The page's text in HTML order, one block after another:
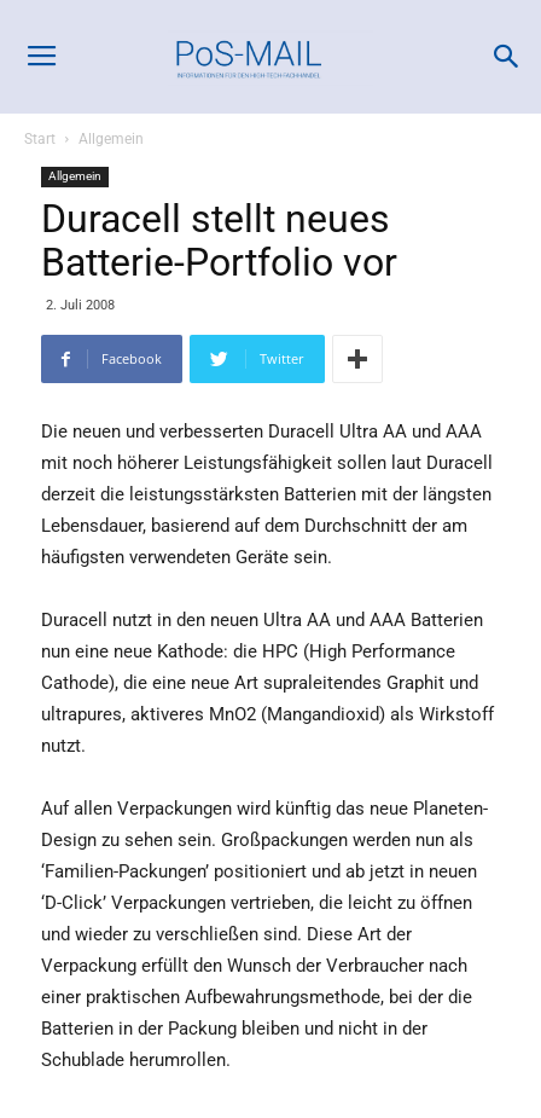
Start Allgemein
Allgemein
Duracell stellt neues
Batterie-Portfolio vor
2. Juli 2008
Facebook Twitter
Die neuen und verbesserten Duracell Ultra AA und AAA
mit noch höherer Leistungsfähigkeit sollen laut Duracell
derzeit die leistungsstärksten Batterien mit der längsten
Lebensdauer, basierend auf dem Durchschnitt der am
häufigsten verwendeten Geräte sein.
Duracell nutzt in den neuen Ultra AA und AAA Batterien
nun eine neue Kathode: die HPC (High Performance
Cathode), die eine neue Art supraleitendes Graphit und
ultrapures, aktiveres MnO2 (Mangandioxid) als Wirkstoff
nutzt.
Auf allen Verpackungen wird künftig das neue Planeten-
Design zu sehen sein. Großpackungen werden nun als
‘Familien-Packungen’ positioniert und ab jetzt in neuen
‘D-Click’ Verpackungen vertrieben, die leicht zu öffnen
und wieder zu verschließen sind. Diese Art der
Verpackung erfüllt den Wunsch der Verbraucher nach
einer praktischen Aufbewahrungsmethode, bei der die
Batterien in der Packung bleiben und nicht in der
Schublade herumrollen.